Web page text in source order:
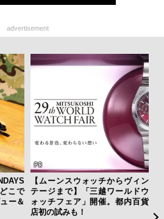
advertisement
こで
ー＆
【ムーンスウォッチからヴィン
テージまで】「三越ワールドウ
ォッチフェア」開催。都内百貨
店初の試みも！
な